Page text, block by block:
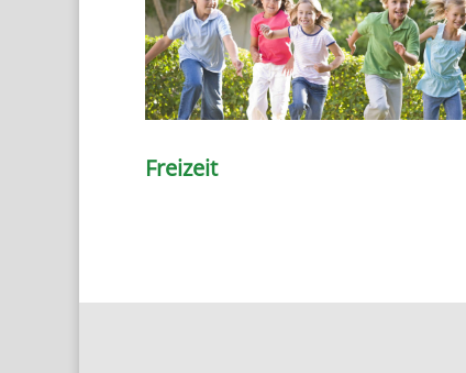
Freizeit